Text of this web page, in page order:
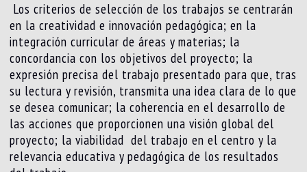
Los criterios de selección de los trabajos se centrarán
en la creatividad e innovación pedagógica; en la
integración curricular de áreas y materias; la
concordancia con los objetivos del proyecto; la
expresión precisa del trabajo presentado para que, tras
su lectura y revisión, transmita una idea clara de lo que
se desea comunicar; la coherencia en el desarrollo de
las acciones que proporcionen una visión global del
proyecto; la viabilidad del trabajo en el centro y la
relevancia educativa y pedagógica de los resultados